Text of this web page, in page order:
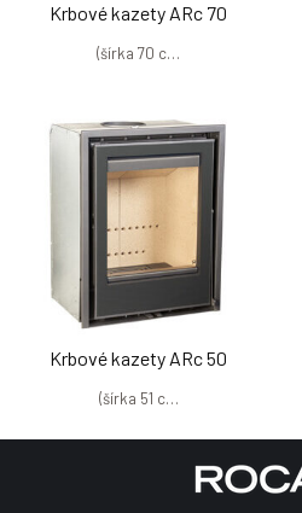
Krbové kazety ARc 70
(šírka 70 c…
Krbové kazety ARc 50
(šírka 51 c…